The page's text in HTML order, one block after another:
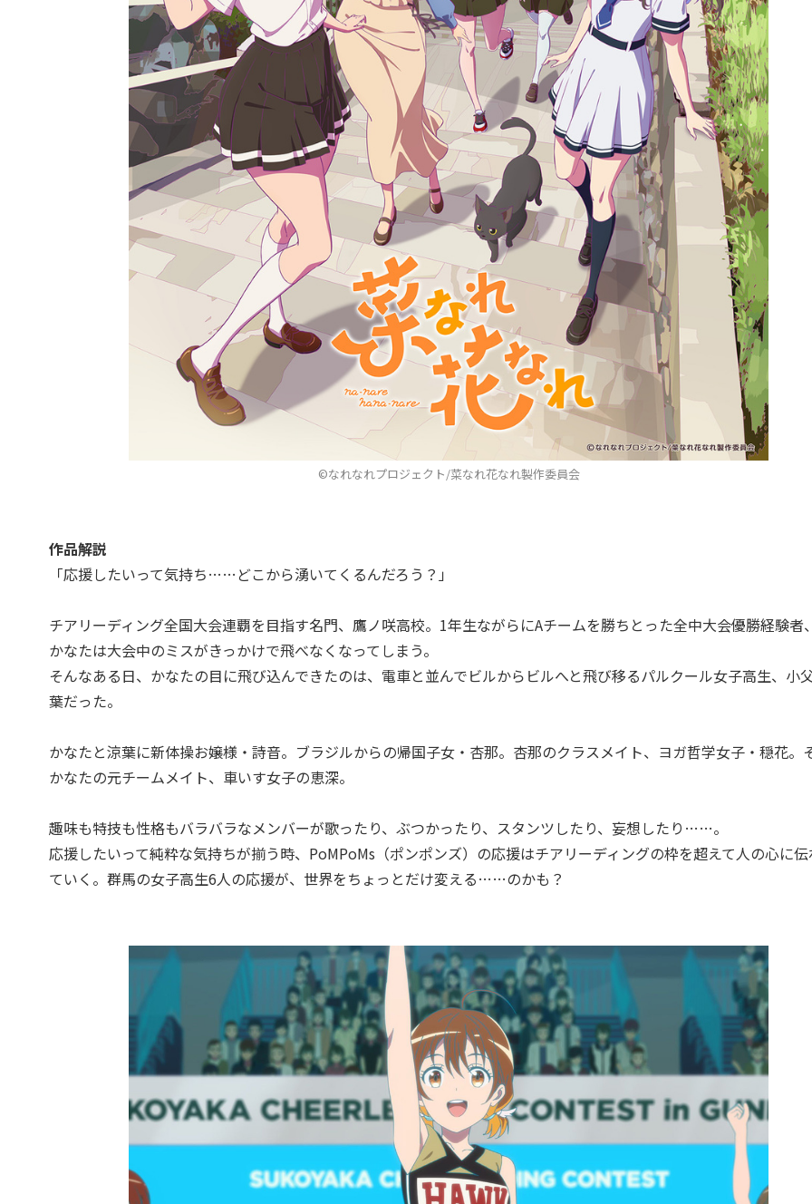
©なれなれプロジェクト/菜なれ花なれ製作委員会
作品解説
「応援したいって気持ち……どこから湧いてくるんだろう？」
チアリーディング全国大会連覇を目指す名門、鷹ノ咲高校。1年生ながらにAチームを勝ちとった全中大会優勝経験者
かなたは大会中のミスがきっかけで飛べなくなってしまう。
そんなある日、かなたの目に飛び込んできたのは、電車と並んでビルからビルへと飛び移るパルクール女子高生、小
葉だった。
かなたと涼葉に新体操お嬢様・詩音。ブラジルからの帰国子女・杏那。杏那のクラスメイト、ヨガ哲学女子・穏花。
かなたの元チームメイト、車いす女子の恵深。
趣味も特技も性格もバラバラなメンバーが歌ったり、ぶつかったり、スタンツしたり、妄想したり……。
応援したいって純粋な気持ちが揃う時、PoMPoMs（ポンポンズ）の応援はチアリーディングの枠を超えて人の心に
ていく。群馬の女子高生6人の応援が、世界をちょっとだけ変える……のかも？